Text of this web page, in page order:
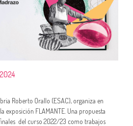
Roberto Orallo (ESAC), organiza en
exposición FLAMANTE. Una propuesta
del curso 2022/23 como trabajos